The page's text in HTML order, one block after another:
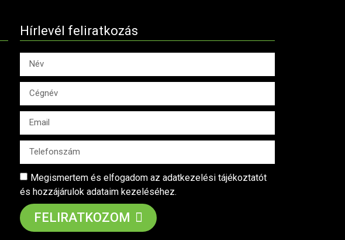
Hírlevél feliratkozás
Megismertem és elfogadom az adatkezelési tájékoztatót
és hozzájárulok adataim kezeléséhez.
FELIRATKOZOM